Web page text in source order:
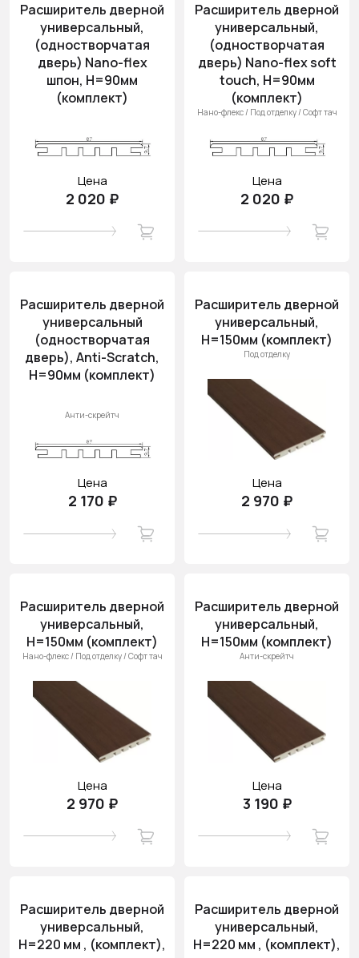
Расширитель дверной
универсальный,
(одностворчатая
дверь) Nano-flex
шпон, H=90мм
(комплект)
Цена
2 020 ₽
Расширитель дверной
универсальный,
(одностворчатая
дверь) Nano-flex soft
touch, H=90мм
(комплект)
Нано-флекс / Под отделку / Софт тач
Цена
2 020 ₽
Расширитель дверной
универсальный
(одностворчатая
дверь), Anti-Scratch,
H=90мм (комплект)
Анти-скрейтч
Цена
2 170 ₽
Расширитель дверной
универсальный,
H=150мм (комплект)
Под отделку
Цена
2 970 ₽
Расширитель дверной
универсальный,
H=150мм (комплект)
Нано-флекс / Под отделку / Софт тач
Цена
2 970 ₽
Расширитель дверной
универсальный,
H=150мм (комплект)
Анти-скрейтч
Цена
3 190 ₽
Расширитель дверной
универсальный,
H=220 мм , (комплект),
Расширитель дверной
универсальный,
H=220 мм , (комплект),